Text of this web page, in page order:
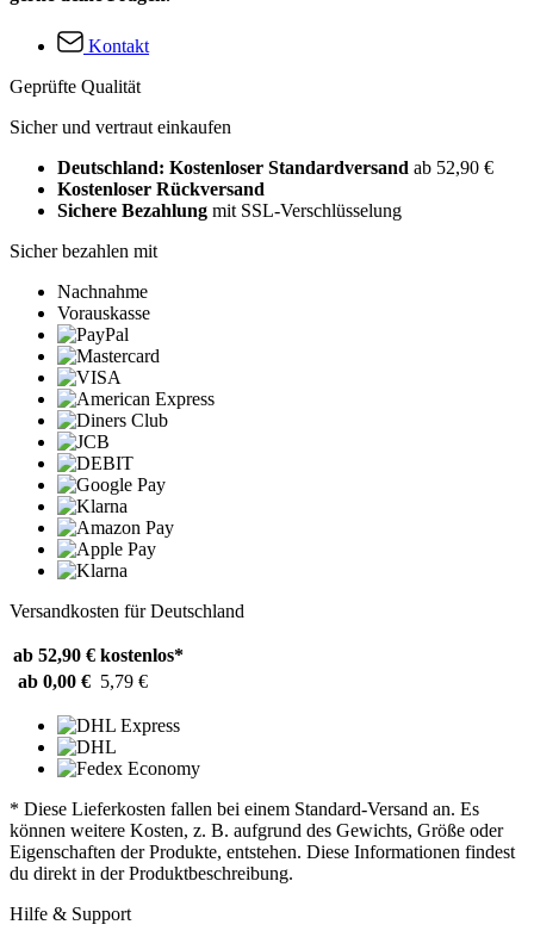
Kontakt
Geprüfte Qualität
Sicher und vertraut einkaufen
Deutschland: Kostenloser Standardversand ab 52,90 €
Kostenloser Rückversand
Sichere Bezahlung mit SSL-Verschlüsselung
Sicher bezahlen mit
Nachnahme
Vorauskasse
Versandkosten für Deutschland
ab 52,90 € kostenlos*
ab 0,00 € 5,79 €
* Diese Lieferkosten fallen bei einem Standard-Versand an. Es
können weitere Kosten, z. B. aufgrund des Gewichts, Größe oder
Eigenschaften der Produkte, entstehen. Diese Informationen findest
du direkt in der Produktbeschreibung.
Hilfe & Support